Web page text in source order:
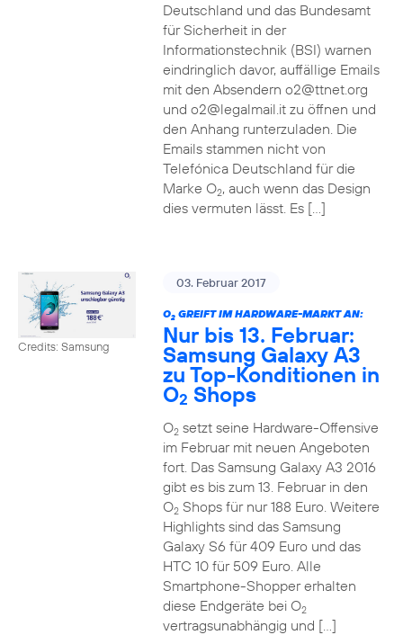
Deutschland und das Bundesamt
für Sicherheit in der
Informationstechnik (BSI) warnen
eindringlich davor, auffällige Emails
mit den Absendern o2@ttnet.org
und o2@legalmail.it zu öffnen und
den Anhang runterzuladen. Die
Emails stammen nicht von
Telefónica Deutschland für die
Marke O2, auch wenn das Design
dies vermuten lässt. Es […]
Credits: Samsung
03. Februar 2017
O2GREIFT IM HARDWARE-MARKT AN:
Nur bis 13. Februar:
Samsung Galaxy A3
zu Top-Konditionen in
O2 Shops
O2setzt seine Hardware-Offensive
im Februar mit neuen Angeboten
fort. Das Samsung Galaxy A3 2016
gibt es bis zum 13. Februar in den
O2Shops für nur 188 Euro. Weitere
Highlights sind das Samsung
Galaxy S6 für 409 Euro und das
HTC 10 für 509 Euro. Alle
Smartphone-Shopper erhalten
diese Endgeräte bei O2
vertragsunabhängig und […]